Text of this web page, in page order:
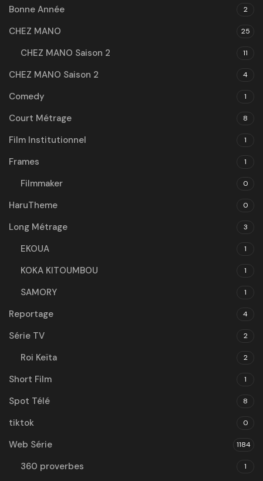
Bonne Année 2
CHEZ MANO 25
CHEZ MANO Saison 2 11
CHEZ MANO Saison 2 4
Comedy 1
Court Métrage 8
Film Institutionnel 1
Frames 1
Filmmaker 0
HaruTheme 0
Long Métrage 3
EKOUA 1
KOKA KITOUMBOU 1
SAMORY 1
Reportage 4
Série TV 2
Roi Keïta 2
Short Film 1
Spot Télé 8
tiktok 0
Web Série 1184
360 proverbes 1